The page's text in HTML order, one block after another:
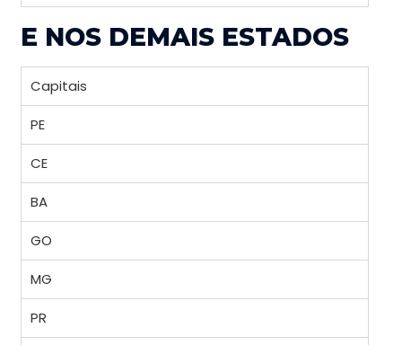
E NOS DEMAIS ESTADOS
Capitais
PE
CE
BA
GO
MG
PR